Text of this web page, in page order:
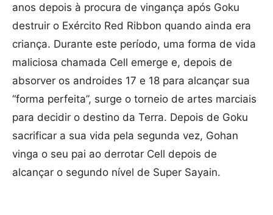
anos depois à procura de vingança após Goku
destruir o Exército Red Ribbon quando ainda era
criança. Durante este período, uma forma de vida
maliciosa chamada Cell emerge e, depois de
absorver os androides 17 e 18 para alcançar sua
“forma perfeita”, surge o torneio de artes marciais
para decidir o destino da Terra. Depois de Goku
sacrificar a sua vida pela segunda vez, Gohan
vinga o seu pai ao derrotar Cell depois de
alcançar o segundo nível de Super Sayain.